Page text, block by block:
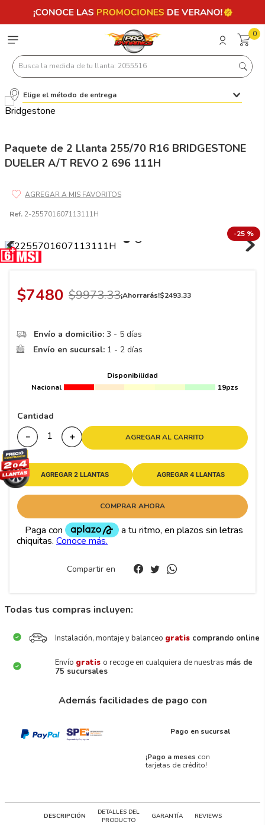
0
Busca la medida de tu llanta: 2055516
Elige el método de entrega
Paquete de 2 Llanta 255/70 R16 BRIDGESTONE
DUELER A/T REVO 2 696 111H
Ref. 2-255701607113111H
-25 %
$7480 $9973.33¡Ahorrarás!$2493.33
Envío a domicilio: 3 - 5 días
Envío en sucursal: 1 - 2 días
Disponibilidad
Nacional
19pzs
Cantidad
＋
－ AGREGAR AL CARRITO
AGREGAR 2 LLANTAS AGREGAR 4 LLANTAS
COMPRAR AHORA
Compartir en
Todas tus compras incluyen:
Instalación, montaje y balanceo gratis comprando online
Envío gratis o recoge en cualquiera de nuestras más de
75 sucursales
Además facilidades de pago con
Pago en sucursal
¡Pago a meses con
tarjetas de crédito!
DESCRIPCIÓN
DETALLES DEL
PRODUCTO
GARANTÍA REVIEWS
Términos más buscados
2
3. 225
7.245